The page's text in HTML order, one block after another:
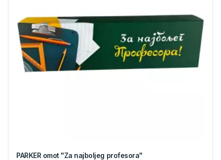
PARKER omot "Za najboljeg profesora"